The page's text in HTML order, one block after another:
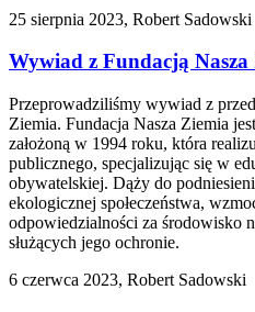
25 sierpnia 2023, Robert Sadowski
Wywiad z Fundacją Nasza
Przeprowadziliśmy wywiad z
Ziemia. Fundacja Nasza Ziemia
założoną w 1994 roku, która
publicznego, specjalizując się w
obywatelskiej. Dąży do
ekologicznej społeczeństwa,
odpowiedzialności za środowisko
służących jego ochronie.
6 czerwca 2023, Robert Sadowski